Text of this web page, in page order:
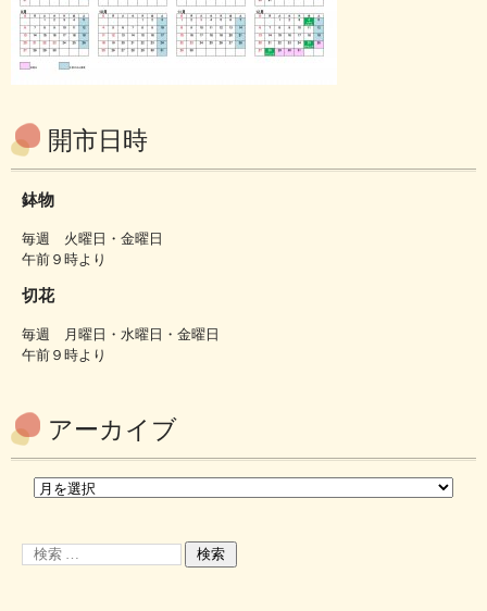
開市日時
鉢物
毎週 火曜日・金曜日
午前９時より
切花
毎週 月曜日・水曜日・金曜日
午前９時より
アーカイブ